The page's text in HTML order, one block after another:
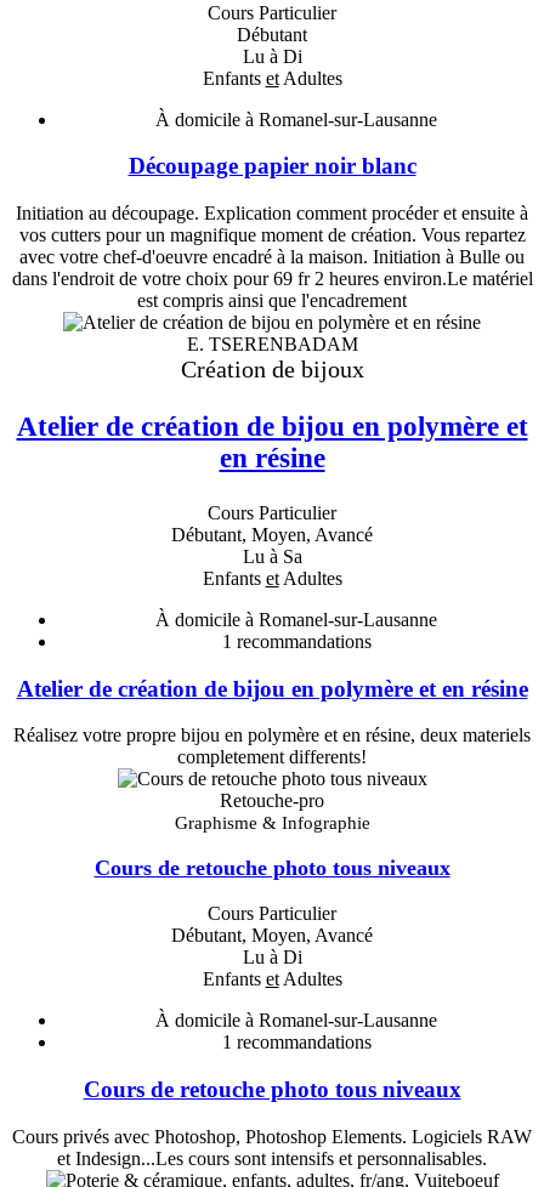
Cours Particulier
Débutant
Lu à Di
Enfants etAdultes
À domicile à Romanel-sur-Lausanne
Découpage papier noir blanc
Initiation au découpage. Explication comment procéder et ensuite à
vos cutters pour un magnifique moment de création. Vous repartez
avec votre chef-d'oeuvre encadré à la maison. Initiation à Bulle ou
dans l'endroit de votre choix pour 69 fr 2 heures environ.Le matériel
est compris ainsi que l'encadrement
E. TSERENBADAM
Création de bijoux
Atelier de création de bijou en polymère et
en résine
Cours Particulier
Débutant, Moyen, Avancé
Lu à Sa
Enfants etAdultes
À domicile à Romanel-sur-Lausanne
1 recommandations
Atelier de création de bijou en polymère et en résine
Réalisez votre propre bijou en polymère et en résine, deux materiels
completement differents!
Retouche-pro
Graphisme & Infographie
Cours de retouche photo tous niveaux
Cours Particulier
Débutant, Moyen, Avancé
Lu à Di
Enfants etAdultes
À domicile à Romanel-sur-Lausanne
1 recommandations
Cours de retouche photo tous niveaux
Cours privés avec Photoshop, Photoshop Elements. Logiciels RAW
et Indesign...Les cours sont intensifs et personnalisables.